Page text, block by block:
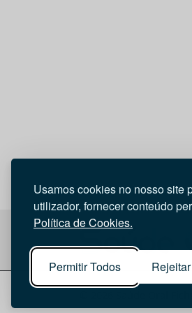
Usamos cookies no nosso site
utilizador, fornecer conteúdo
Política de Cookies.
Permitir Todos Rejeitar